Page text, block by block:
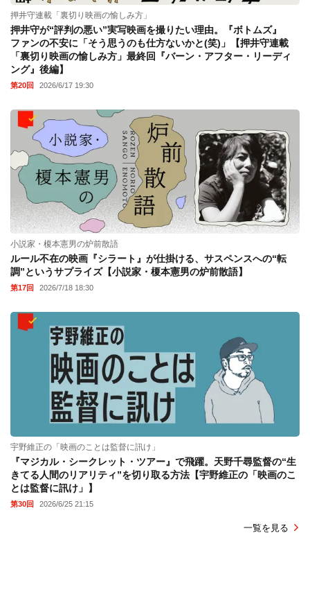
押井守連載「裏切り映画の愉しみ方」
押井守が“評判の悪い”実写映画を撮りたい理由。『ボトムズ』
ファンの不安に「そう思うのも仕方ないかと(笑)」【押井守連載
「裏切り映画の愉しみ方」最終回『バーン・アフター・リーディ
ング』後編】
第20回 2026/6/17 19:30
小説家・榎本憲男の炉前散語
ルール不在の映画『シラート』が仕掛ける、サスペンスへの“転
調”というサプライズ【小説家・榎本憲男の炉前散語】
第17回 2026/7/18 18:30
宇野維正の「映画のことは監督に訊け」
『マジカル・シークレット・ツアー』で飛躍。天野千尋監督の“生
きてる人間のリアリティ”を切り取る方法【宇野維正の「映画のこ
とは監督に訊け」】
第30回 2026/6/25 21:15
一覧を見る